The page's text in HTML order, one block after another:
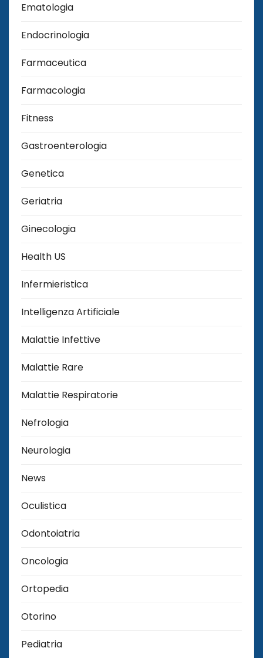
Ematologia
Endocrinologia
Farmaceutica
Farmacologia
Fitness
Gastroenterologia
Genetica
Geriatria
Ginecologia
Health US
Infermieristica
Intelligenza Artificiale
Malattie Infettive
Malattie Rare
Malattie Respiratorie
Nefrologia
Neurologia
News
Oculistica
Odontoiatria
Oncologia
Ortopedia
Otorino
Pediatria